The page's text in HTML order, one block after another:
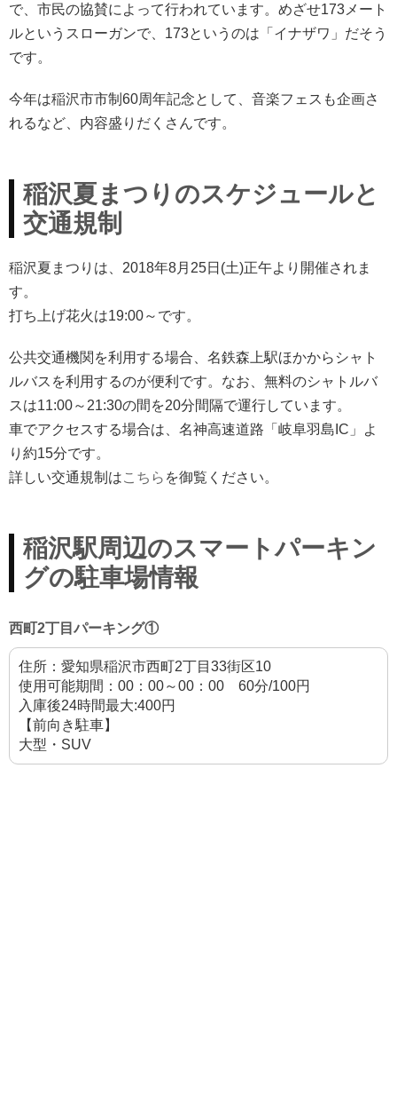
で、市民の協賛によって行われています。めざせ173メート
ルというスローガンで、173というのは「イナザワ」だそう
です。
今年は稲沢市市制60周年記念として、音楽フェスも企画さ
れるなど、内容盛りだくさんです。
稲沢夏まつりのスケジュールと
交通規制
稲沢夏まつりは、2018年8月25日(土)正午より開催されま
す。
打ち上げ花火は19:00～です。
公共交通機関を利用する場合、名鉄森上駅ほかからシャト
ルバスを利用するのが便利です。なお、無料のシャトルバ
スは11:00～21:30の間を20分間隔で運行しています。
車でアクセスする場合は、名神高速道路「岐阜羽島IC」よ
り約15分です。
詳しい交通規制はこちら を御覧ください。
稲沢駅周辺のスマートパーキン
グの駐車場情報
西町2丁目パーキング①
住所：愛知県稲沢市西町2丁目33街区10
使用可能期間：00：00～00：00 60分/100円
入庫後24時間最大:400円
【前向き駐車】
大型・SUV